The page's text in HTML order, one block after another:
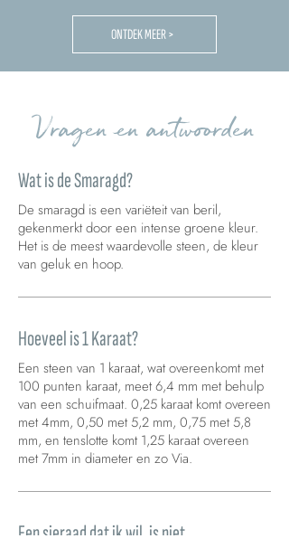
ONTDEK MEER >
Vragen en antwoorden
Wat is de Smaragd?
De smaragd is een variëteit van beril,
gekenmerkt door een intense groene kleur.
Het is de meest waardevolle steen, de kleur
van geluk en hoop.
Hoeveel is 1 Karaat?
Een steen van 1 karaat, wat overeenkomt met
100 punten karaat, meet 6,4 mm met behulp
van een schuifmaat. 0,25 karaat komt overeen
met 4mm, 0,50 met 5,2 mm, 0,75 met 5,8
mm, en tenslotte komt 1,25 karaat overeen
met 7mm in diameter en zo Via.
Een sieraad dat ik wil, is niet